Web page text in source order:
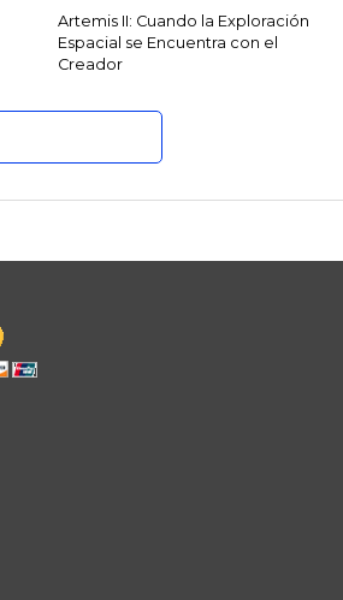
Artemis II: Cuando la Exploración
Espacial se Encuentra con el
Creador